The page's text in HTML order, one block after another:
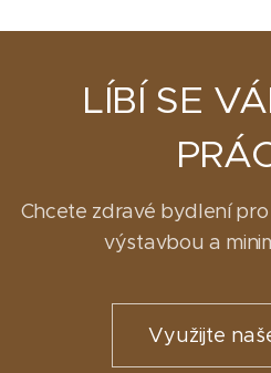
LÍBÍ SE
Chcete zdravé bydlení
výstavbou a
Využijte